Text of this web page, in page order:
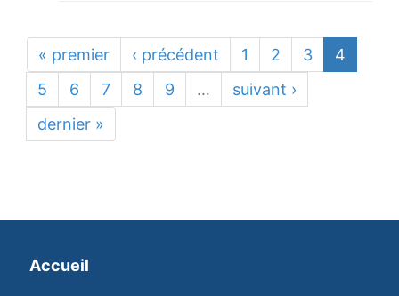
« premier ‹ précédent 1 2 3
4
5
6 7 8 9 …
suivant ›
dernier »
Accueil